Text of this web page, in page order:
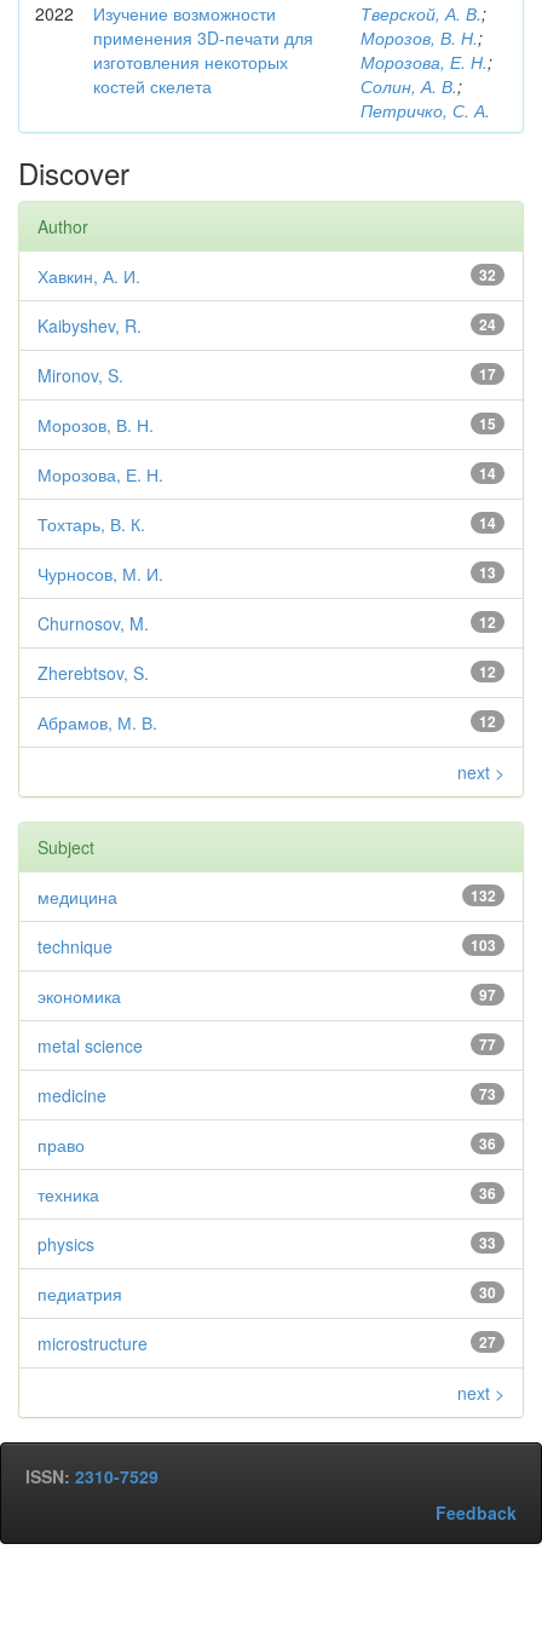
2022
Изучение возможности
применения 3D-печати для
изготовления некоторых
костей скелета
Тверской, А. В.;
Морозов, В. Н.;
Морозова, Е. Н.;
Солин, А. В.;
Петричко, С. А.
Discover
Author
32
Хавкин, А. И.
24
Kaibyshev, R.
17
Mironov, S.
15
Морозов, В. Н.
14
Морозова, Е. Н.
14
Тохтарь, В. К.
13
Чурносов, М. И.
12
Churnosov, M.
12
Zherebtsov, S.
12
Абрамов, М. В.
next >
Subject
132
медицина
103
technique
97
экономика
77
metal science
73
medicine
36
право
36
техника
33
physics
30
педиатрия
27
microstructure
next >
ISSN: 2310-7529
Feedback